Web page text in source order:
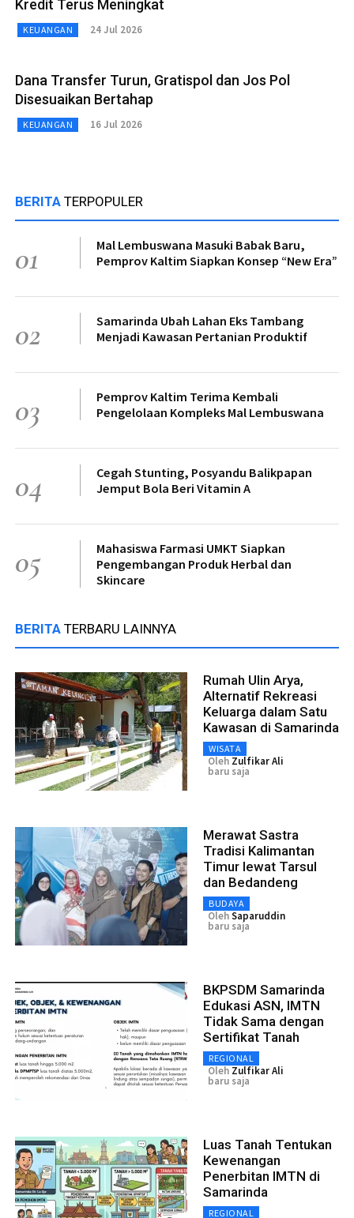
Kredit Terus Meningkat
KEUANGAN 24 Jul 2026
Dana Transfer Turun, Gratispol dan Jos Pol
Disesuaikan Bertahap
KEUANGAN 16 Jul 2026
BERITA TERPOPULER
01
Mal Lembuswana Masuki Babak Baru,
Pemprov Kaltim Siapkan Konsep “New Era”
02
Samarinda Ubah Lahan Eks Tambang
Menjadi Kawasan Pertanian Produktif
03
Pemprov Kaltim Terima Kembali
Pengelolaan Kompleks Mal Lembuswana
04
Cegah Stunting, Posyandu Balikpapan
Jemput Bola Beri Vitamin A
05
Mahasiswa Farmasi UMKT Siapkan
Pengembangan Produk Herbal dan
Skincare
BERITA TERBARU LAINNYA
Rumah Ulin Arya,
Alternatif Rekreasi
Keluarga dalam Satu
Kawasan di Samarinda
WISATA
Oleh Zulfikar Ali
baru saja
Merawat Sastra
Tradisi Kalimantan
Timur lewat Tarsul
dan Bedandeng
BUDAYA
OlehSaparuddin
baru saja
BKPSDM Samarinda
Edukasi ASN, IMTN
Tidak Sama dengan
Sertifikat Tanah
REGIONAL
Oleh Zulfikar Ali
baru saja
Luas Tanah Tentukan
Kewenangan
Penerbitan IMTN di
Samarinda
REGIONAL